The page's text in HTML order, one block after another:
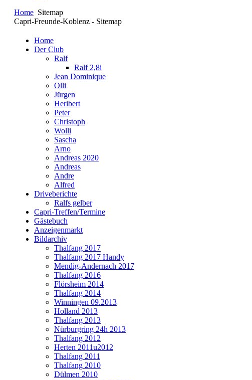
Home Sitemap
Capri-Freunde-Koblenz - Sitemap
Home
Der Club
Ralf
Ralf 2,8i
Jean Dominique
Olli
Jürgen
Heribert
Peter
Christoph
Wolli
Sascha
Arno
Andreas 2020
Andreas
Andre
Alfred
Driveberichte
Ralfs gelber
Capri-Treffen/Termine
Gästebuch
Anzeigenmarkt
Bildarchiv
Thalfang 2017
Thalfang 2017 Handy
Mendig-Andernach 2017
Thalfang 2016
Flörsheim 2014
Thalfang 2014
Winningen 09.2013
Holland 2013
Thalfang 2013
Nürburgring 24h 2013
Thalfang 2012
Herten 2011u2012
Thalfang 2011
Thalfang 2010
Dülmen 2010